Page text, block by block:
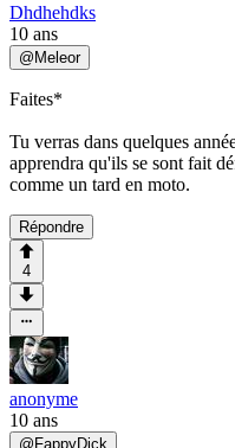
Dhdhehdks
10 ans
@ Meleor
Faites*
Tu verras dans quelques
apprendra qu'ils se sont fait
comme un tard en moto.
Répondre
4
anonyme
10 ans
@ FappyDick